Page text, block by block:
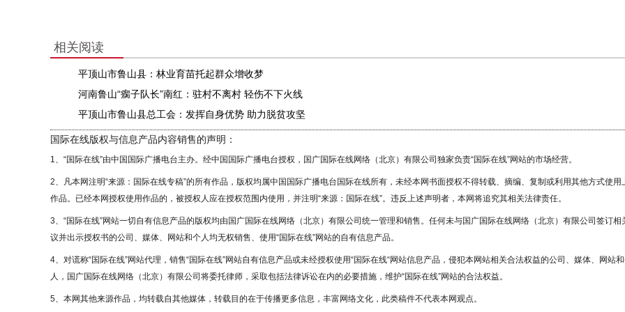
相关阅读
平顶山市鲁山县：林业育苗托起群众增收梦
河南鲁山“瘸子队长”南红：驻村不离村 轻伤不下火线
平顶山市鲁山县总工会：发挥自身优势 助力脱贫攻坚
国际在线版权与信息产品内容销售的声明：
1、“国际在线”由中国国际广播电台主办。经中国国际广播电台授权，国广国际在线网络（北京）有限公司独家负责“国际在线”网站的市场经营。
2、凡本网注明“来源：国际在线专稿”的所有作品，版权均属中国国际广播电台国际在线所有，未经本网书面授权不得转载、摘编、复制或利用其他方式使用
作品。已经本网授权使用作品的，被授权人应在授权范围内使用，并注明“来源：国际在线”。违反上述声明者，本网将追究其相关法律责任。
3、“国际在线”网站一切自有信息产品的版权均由国广国际在线网络（北京）有限公司统一管理和销售。任何未与国广国际在线网络（北京）有限公司签订相
议并出示授权书的公司、媒体、网站和个人均无权销售、使用“国际在线”网站的自有信息产品。
4、对谎称“国际在线”网站代理，销售“国际在线”网站自有信息产品或未经授权使用“国际在线“网站信息产品，侵犯本网站相关合法权益的公司、媒体、网站
人，国广国际在线网络（北京）有限公司将委托律师，采取包括法律诉讼在内的必要措施，维护“国际在线”网站的合法权益。
5、本网其他来源作品，均转载自其他媒体，转载目的在于传播更多信息，丰富网络文化，此类稿件不代表本网观点。